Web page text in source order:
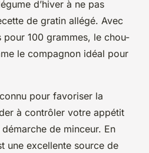
d’hiver à ne pas
de gratin allégé. Avec
pour 100 grammes, le chou-
le compagnon idéal pour
pour favoriser la
à contrôler votre appétit
de minceur. En
une excellente source de